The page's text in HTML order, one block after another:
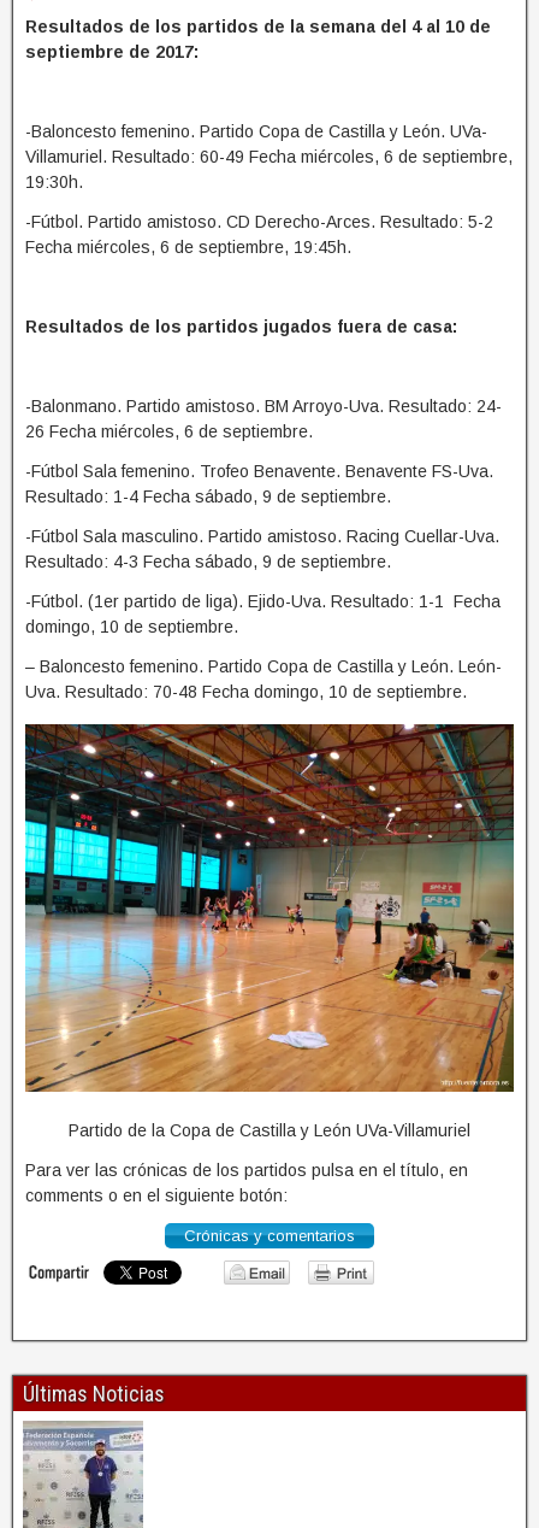
Resultados de los partidos de la semana del 4 al 10 de
septiembre de 2017:
-Baloncesto femenino. Partido Copa de Castilla y León. UVa-
Villamuriel. Resultado: 60-49 Fecha miércoles, 6 de septiembre,
19:30h.
-Fútbol. Partido amistoso. CD Derecho-Arces. Resultado: 5-2
Fecha miércoles, 6 de septiembre, 19:45h.
Resultados de los partidos jugados fuera de casa:
-Balonmano. Partido amistoso. BM Arroyo-Uva. Resultado: 24-
26 Fecha miércoles, 6 de septiembre.
-Fútbol Sala femenino. Trofeo Benavente. Benavente FS-Uva.
Resultado: 1-4 Fecha sábado, 9 de septiembre.
-Fútbol Sala masculino. Partido amistoso. Racing Cuellar-Uva.
Resultado: 4-3 Fecha sábado, 9 de septiembre.
-Fútbol. (1er partido de liga). Ejido-Uva. Resultado: 1-1 Fecha
domingo, 10 de septiembre.
– Baloncesto femenino. Partido Copa de Castilla y León. León-
Uva. Resultado: 70-48 Fecha domingo, 10 de septiembre.
Partido de la Copa de Castilla y León UVa-Villamuriel
Para ver las crónicas de los partidos pulsa en el título, en
comments o en el siguiente botón:
Crónicas y comentarios
Últimas Noticias